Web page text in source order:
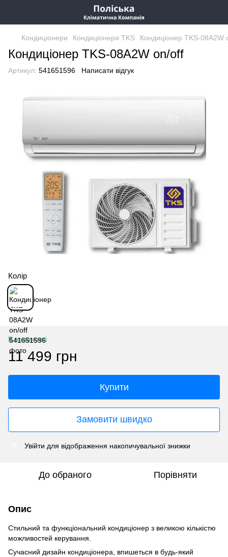
Кондиціонери Кондиціонери TKS Кондиціонер TKS-08A2W
Кондиціонер TKS-08A2W on/off
Артикул: 541651596 Написати відгук
Колір
В наявності
11 499 грн
Купити
Замовити швидко
Увійти для відображення накопичувальної знижки
До обраного Порівняти
Опис
Стильний та функціональний кондиціонер з великою кількістю
можливостей керування.
Сучасний дизайн кондиціонера, впишеться в будь-який